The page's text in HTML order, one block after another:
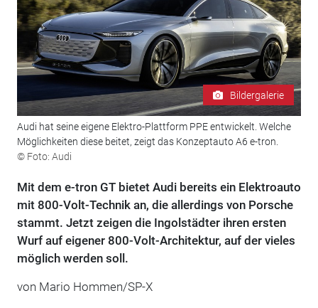
Bildergalerie
Audi hat seine eigene Elektro-Plattform PPE entwickelt. Welche
Möglichkeiten diese beitet, zeigt das Konzeptauto A6 e-tron.
© Foto: Audi
Mit dem e-tron GT bietet Audi bereits ein Elektroauto
mit 800-Volt-Technik an, die allerdings von Porsche
stammt. Jetzt zeigen die Ingolstädter ihren ersten
Wurf auf eigener 800-Volt-Architektur, auf der vieles
möglich werden soll.
von Mario Hommen/SP-X